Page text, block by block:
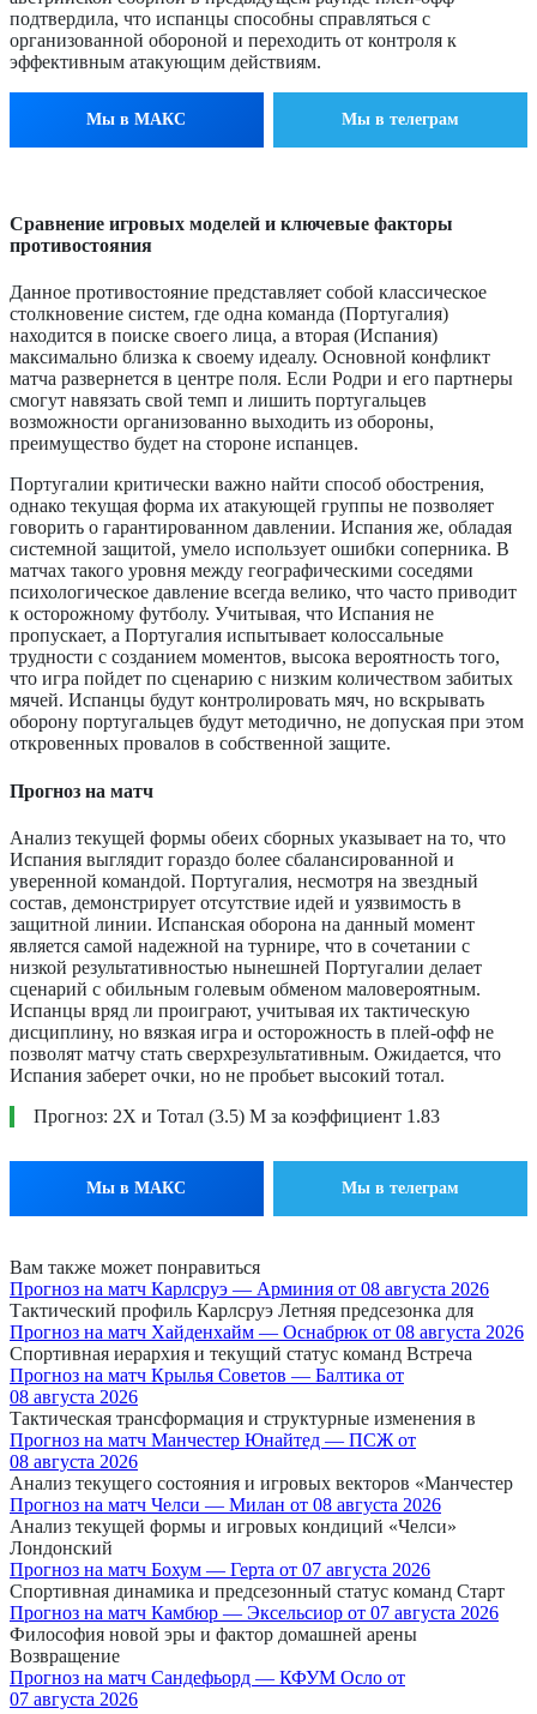
подтвердила, что испанцы способны справляться с
организованной обороной и переходить от контроля к
эффективным атакующим действиям.
Мы в МАКС Мы в телеграм
Сравнение игровых моделей и ключевые факторы
противостояния
Данное противостояние представляет собой классическое
столкновение систем, где одна команда (Португалия)
находится в поиске своего лица, а вторая (Испания)
максимально близка к своему идеалу. Основной конфликт
матча развернется в центре поля. Если Родри и его партнеры
смогут навязать свой темп и лишить португальцев
возможности организованно выходить из обороны,
преимущество будет на стороне испанцев.
Португалии критически важно найти способ обострения,
однако текущая форма их атакующей группы не позволяет
говорить о гарантированном давлении. Испания же, обладая
системной защитой, умело использует ошибки соперника. В
матчах такого уровня между географическими соседями
психологическое давление всегда велико, что часто приводит
к осторожному футболу. Учитывая, что Испания не
пропускает, а Португалия испытывает колоссальные
трудности с созданием моментов, высока вероятность того,
что игра пойдет по сценарию с низким количеством забитых
мячей. Испанцы будут контролировать мяч, но вскрывать
оборону португальцев будут методично, не допуская при этом
откровенных провалов в собственной защите.
Прогноз на матч
Анализ текущей формы обеих сборных указывает на то, что
Испания выглядит гораздо более сбалансированной и
уверенной командой. Португалия, несмотря на звездный
состав, демонстрирует отсутствие идей и уязвимость в
защитной линии. Испанская оборона на данный момент
является самой надежной на турнире, что в сочетании с
низкой результативностью нынешней Португалии делает
сценарий с обильным голевым обменом маловероятным.
Испанцы вряд ли проиграют, учитывая их тактическую
дисциплину, но вязкая игра и осторожность в плей-офф не
позволят матчу стать сверхрезультативным. Ожидается, что
Испания заберет очки, но не пробьет высокий тотал.
Прогноз: 2Х и Тотал (3.5) М за коэффициент 1.83
Мы в МАКС Мы в телеграм
Вам также может понравиться
Прогноз на матч Карлсруэ — Арминия от 08 августа 2026
Тактический профиль Карлсруэ Летняя предсезонка для
Прогноз на матч Хайденхайм — Оснабрюк от 08 августа 2026
Спортивная иерархия и текущий статус команд Встреча
Прогноз на матч Крылья Советов — Балтика от
08 августа 2026
Тактическая трансформация и структурные изменения в
Прогноз на матч Манчестер Юнайтед — ПСЖ от
08 августа 2026
Анализ текущего состояния и игровых векторов «Манчестер
Прогноз на матч Челси — Милан от 08 августа 2026
Анализ текущей формы и игровых кондиций «Челси»
Лондонский
Прогноз на матч Бохум — Герта от 07 августа 2026
Спортивная динамика и предсезонный статус команд Старт
Прогноз на матч Камбюр — Эксельсиор от 07 августа 2026
Философия новой эры и фактор домашней арены
Возвращение
Прогноз на матч Сандефьорд — КФУМ Осло от
07 августа 2026